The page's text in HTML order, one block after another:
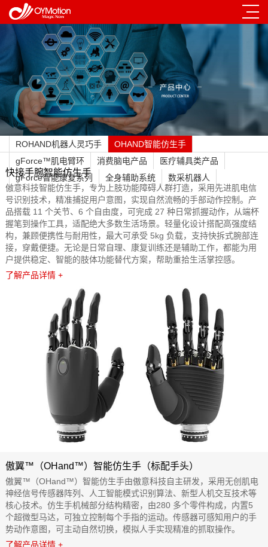
ROHAND机器人灵巧手
OHAND智能仿生手
gForce™肌电臂环
消费脑电产品
医疗辅具类产品
gForce智能康复系列
全身辅助系统 数采机器人
快接手腕智能仿生手
傲意科技智能仿生手，专为上肢功能障碍人群打造，采用先进肌电信
号识别技术，精准捕捉用户意图，实现自然流畅的手部动作控制。产
品搭载 11 个关节、6 个自由度，可完成 27 种日常抓握动作，从端杯
握笔到操作工具，适配绝大多数生活场景。轻量化设计搭配高强度结
构，兼顾便携性与耐用性，最大可承受 5kg 负载，支持快拆式腕部连
接，穿戴便捷。无论是日常自理、康复训练还是辅助工作，都能为用
户提供稳定、智能的肢体功能替代方案，帮助重拾生活掌控感。
了解产品详情 +
傲翼™（OHand™）智能仿生手（标配手头）
傲翼™（OHand™）智能仿生手由傲意科技自主研发，采用无创肌电
神经信号传感器阵列、人工智能模式识别算法、新型人机交互技术等
核心技术。仿生手机械部分结构精密，由280 多个零件构成，内置5
个超微型马达，可独立控制每个手指的运动。传感器可感知用户的手
势动作意图，可主动自然切换，模拟人手实现精准的抓取操作。
了解产品详情 +